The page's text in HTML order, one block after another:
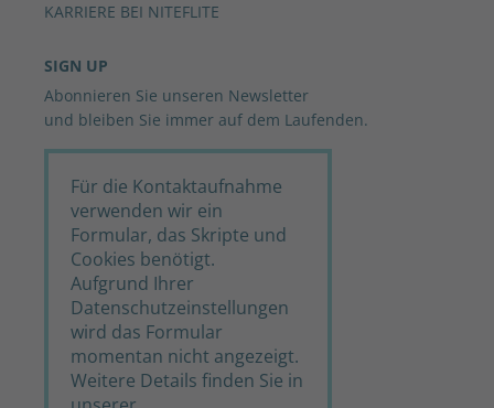
KARRIERE BEI NITEFLITE
SIGN UP
Abonnieren Sie unseren Newsletter
und bleiben Sie immer auf dem Laufenden.
Für die Kontaktaufnahme
verwenden wir ein
Formular, das Skripte und
Cookies benötigt.
Aufgrund Ihrer
Datenschutzeinstellungen
wird das Formular
momentan nicht angezeigt.
Weitere Details finden Sie in